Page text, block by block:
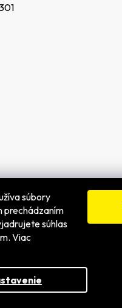
súbory
prechádzaním
súhlas
Viac